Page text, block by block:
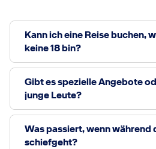
Akzeptieren
Kann ich eine Reise buchen,
keine 18 bin?
Gibt es spezielle Angebote
junge Leute?
Was passiert, wenn während
schiefgeht?